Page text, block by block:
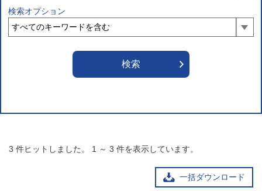
検索オプション
3 件ヒットしました。 1 ～ 3 件を表示しています。
一括ダウンロード